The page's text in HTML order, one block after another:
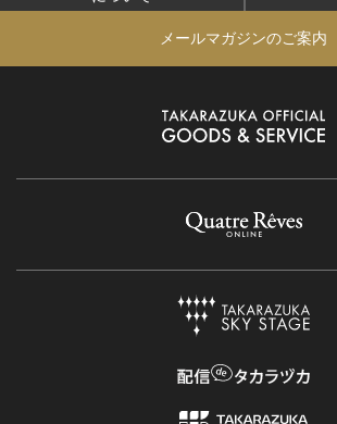
メールマガジンのご案内